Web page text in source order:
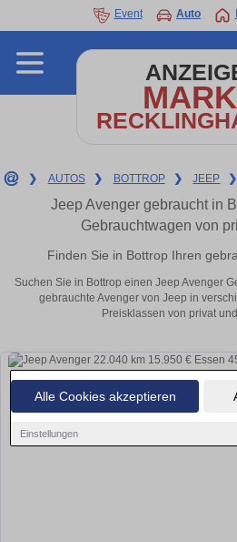
Alle Cookies akzeptieren
Einstellungen
Event Auto
❯ AUTOS ❯ BOTTROP ❯ JEEP ❯
Jeep Avenger gebraucht in
Gebrauchtwagen von
Finden Sie in Bottrop Ihren
Suchen Sie in Bottrop einen Jeep Avenger
gebrauchte Avenger von Jeep in
Preisklassen von privat